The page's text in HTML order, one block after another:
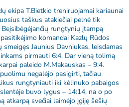
ekipa T.Bietkio treniruojamai kariaunai
taškus atakiečiai pelnė tik
rungtynių įtampą
komandai Kazlų Rūdos
Jaunius Davniukas, leisdamas
pirmauti 6:4. Dar vieną tolimą
paleido M.Makauskas – 9:4.
negalėjo pasigirti, tačiau
rungtyniauti iki kėlinuko pabaigos
buvo lygus – 14:14, na o po
atkarpą svečiai laimėjo įgiję šešių